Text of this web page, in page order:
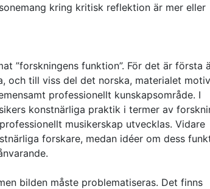
kring kritisk reflektion är mer eller
”forskningens funktion”. För det är första
och till viss del det norska, materialet
professionellt kunskapsområde. I
konstnärliga praktik i termer av
musikerskap utvecklas. Vidare
forskare, medan idéer om dess
bilden måste problematiseras. Det finns